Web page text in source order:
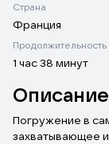
Страна
Франция
Продолжительность
1 час 38 минут
Описание
Погружение в
захватывающее